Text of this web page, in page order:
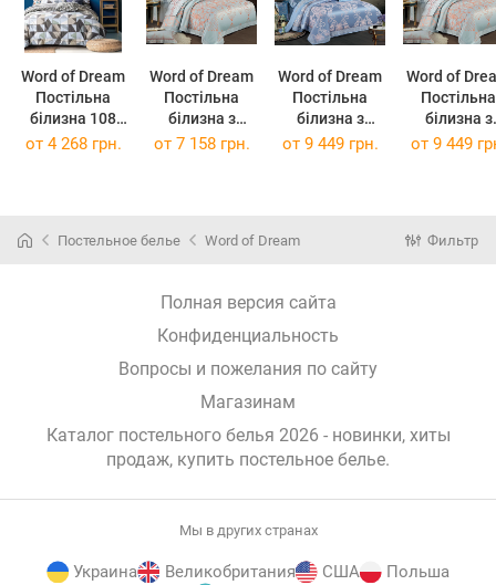
Word of Dream
Постільна
білизна 108
Сатин сімейне
Word of Dream
Постільна
білизна з
вишивкою 509
Word of Dream
Постільна
білизна з
вишивкою 507
Word of
Постільна
білизна з
вишивкою 509
от 4 268 грн. от 7 158 грн. от 9 449 грн. от 9 449
Постельное белье Word of Dream Фильтр
Полная версия сайта
Конфиденциальность
Вопросы и пожелания по сайту
Магазинам
Каталог постельного белья 2026 - новинки, хиты
продаж, купить постельное белье.
Мы в других странах
Украина Великобритания США
Польша